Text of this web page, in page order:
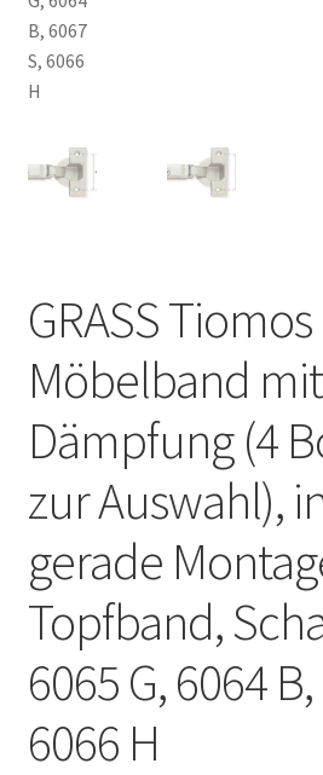
GRASS Tiomos
Möbelband mit
Dämpfung (4
zur Auswahl),
gerade
Topfband,
6065 G, 6064
6066 H